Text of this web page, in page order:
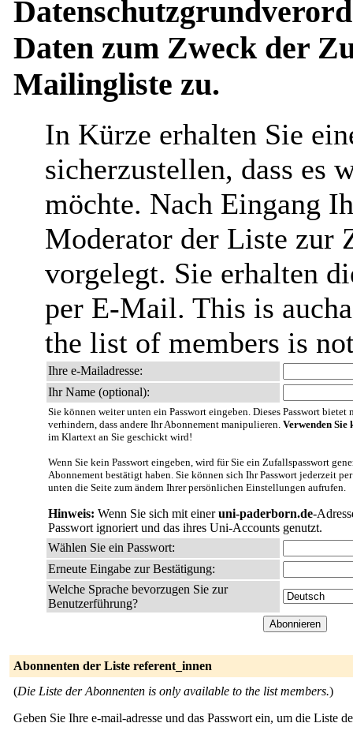
Daten zum Zweck der
Mailingliste zu.
In Kürze erhalten Sie
sicherzustellen, dass es
möchte. Nach Eingang
Moderator der Liste zur
vorgelegt. Sie erhalten
per E-Mail. This is
the list of members is
Ihre e-Mailadresse:
Ihr Name (optional):
Sie können weiter unten ein Passwort eingeben. Dieses Passwort
verhindern, dass andere Ihr Abonnement manipulieren. Verwenden Sie
im Klartext an Sie geschickt wird!
Wenn Sie kein Passwort eingeben, wird für Sie ein Zufallspasswort
Abonnement bestätigt haben. Sie können sich Ihr Passwort jederzeit
unten die Seite zum ändern Ihrer persönlichen Einstellungen aufrufen.
Hinweis: Wenn Sie sich mit eineruni-paderborn.de-
Passwort ignoriert und das ihres Uni-Accounts genutzt.
Wählen Sie ein Passwort:
Erneute Eingabe zur Bestätigung:
Welche Sprache bevorzugen Sie zur
Benutzerführung?
Abonnenten der Liste referent_innen
(Die Liste der Abonnenten is only available to the list members.)
Geben Sie Ihre e-mail-adresse und das Passwort ein, um die Liste